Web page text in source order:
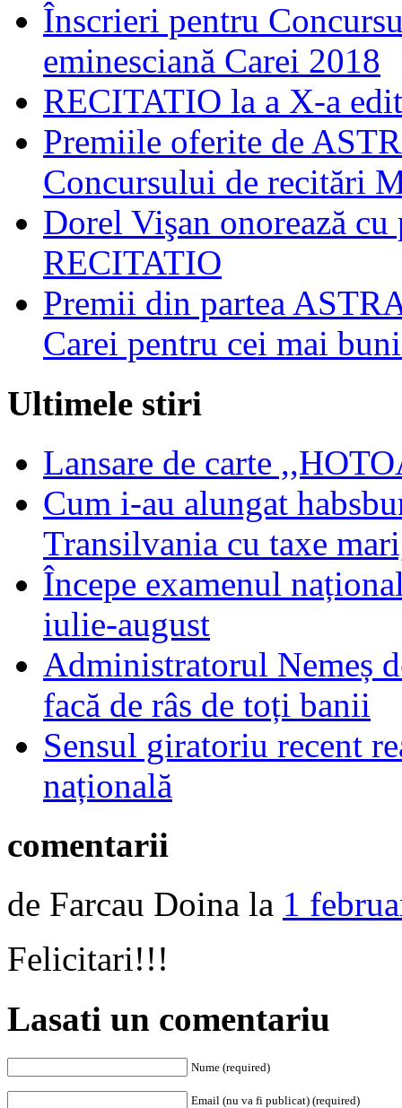
Înscrieri pentru
eminesciană Carei 2018
RECITATIO la a X-a
Premiile oferite de
Concursului de recitări
Dorel Vişan onorează
RECITATIO
Premii din partea
Carei pentru cei mai
Ultimele stiri
Lansare de carte
Cum i-au alungat
Transilvania cu taxe
Începe examenul
iulie-august
Administratorul Nemeș
facă de râs de toți banii
Sensul giratoriu recent
națională
comentarii
de Farcau Doina la 1
Felicitari!!!
Lasati un comentariu
Nume (required)
Email (nu va fi publicat) (required)